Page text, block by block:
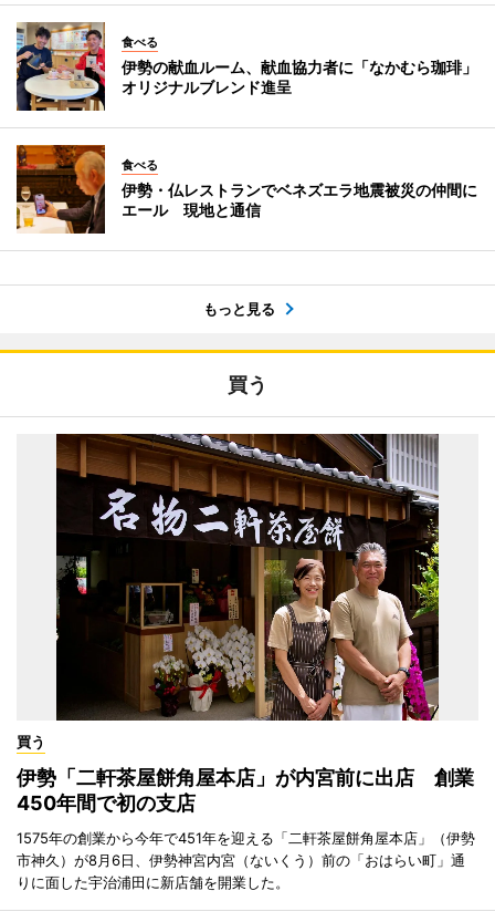
食べる
伊勢の献血ルーム、献血協力者に「なかむら珈琲」
オリジナルブレンド進呈
食べる
伊勢・仏レストランでベネズエラ地震被災の仲間に
エール 現地と通信
もっと見る
買う
買う
伊勢「二軒茶屋餅角屋本店」が内宮前に出店 創業
450年間で初の支店
1575年の創業から今年で451年を迎える「二軒茶屋餅角屋本店」（伊勢
市神久）が8月6日、伊勢神宮内宮（ないくう）前の「おはらい町」通
りに面した宇治浦田に新店舗を開業した。